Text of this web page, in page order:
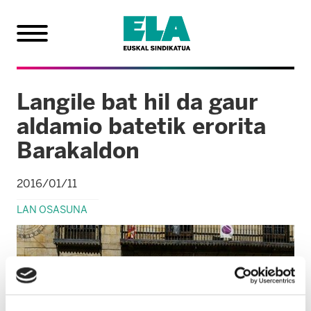
Langile bat hil da gaur
aldamio batetik erorita
Barakaldon
2016/01/11
LAN OSASUNA